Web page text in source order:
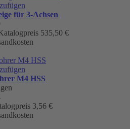
für 3-Achsen
535,50 €
M4 HSS
3,56 €